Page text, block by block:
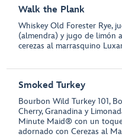
Walk the Plank
Whiskey Old Forester Rye,
(almendra) y jugo de limón
cerezas al marrasquino
Smoked Turkey
Bourbon Wild Turkey 101,
Cherry, Granadina y
Minute Maid® con un
adornado con Cerezas al